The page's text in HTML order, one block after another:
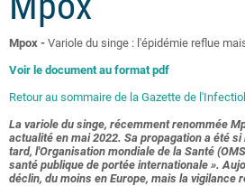
Mpox - Variole du singe : l'épidémie reflue
Voir le document au format pdf
Retour au sommaire de la Gazette de
La variole du singe, récemment renommée
actualité en mai 2022. Sa propagation a été
tard, l'Organisation mondiale de la Santé
santé publique de portée internationale ».
déclin, du moins en Europe, mais la vigilance